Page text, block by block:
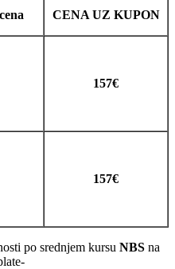
CENA UZ KUPON
157€
157€
po srednjem kursu NBSna